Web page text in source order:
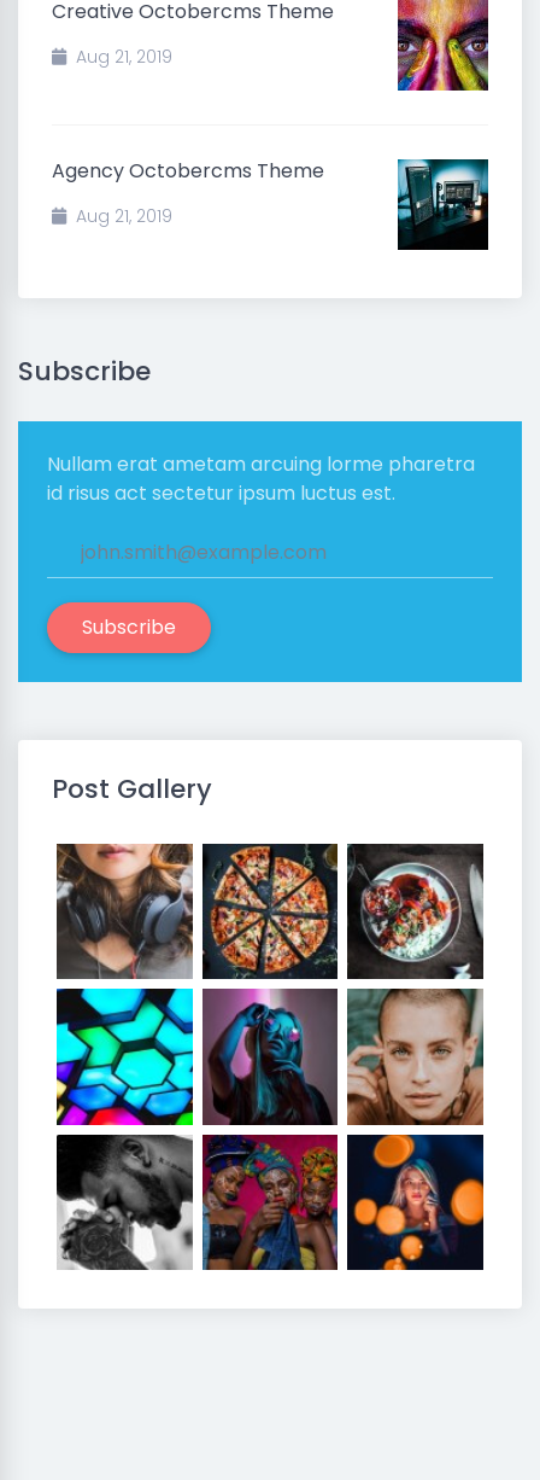
Creative Octobercms Theme
Aug 21, 2019
Agency Octobercms Theme
Aug 21, 2019
Subscribe
Nullam erat ametam arcuing lorme pharetra
id risus act sectetur ipsum luctus est.
Subscribe
Post Gallery